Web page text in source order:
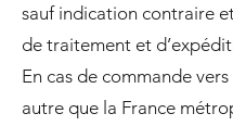
sauf indication contraire
de traitement et
En cas de commande
autre que la France